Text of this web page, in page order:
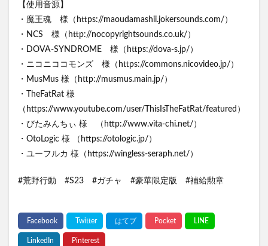
【使用音源】
・魔王魂 様（https://maoudamashii.jokersounds.com/）
・NCS 様（http://nocopyrightsounds.co.uk/）
・DOVA-SYNDROME 様（https://dova-s.jp/）
・ニコニココモンズ 様（https://commons.nicovideo.jp/）
・MusMus 様（http://musmus.main.jp/）
・TheFatRat 様
（https://www.youtube.com/user/ThisIsTheFatRat/featured）
・びたみんちぃ 様 （http://www.vita-chi.net/）
・OtoLogic 様 （https://otologic.jp/）
・ユーフルカ 様（https://wingless-seraph.net/）
#荒野行動 #S23 #ガチャ #豪華限定版 #補給勲章